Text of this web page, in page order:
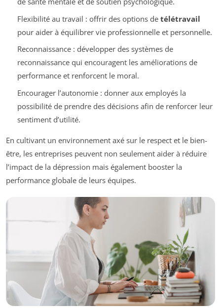
Flexibilité au travail : offrir des options de télétravail
pour aider à équilibrer vie professionnelle et personnelle.
Reconnaissance : développer des systèmes de
reconnaissance qui encouragent les améliorations de
performance et renforcent le moral.
Encourager l’autonomie : donner aux employés la
possibilité de prendre des décisions afin de renforcer leur
sentiment d’utilité.
En cultivant un environnement axé sur le respect et le bien-
être, les entreprises peuvent non seulement aider à réduire
l’impact de la dépression mais également booster la
performance globale de leurs équipes.